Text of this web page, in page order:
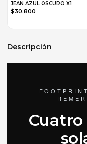
JEAN AZUL OSCURO X1
$30.800
Descripción
Cuatro